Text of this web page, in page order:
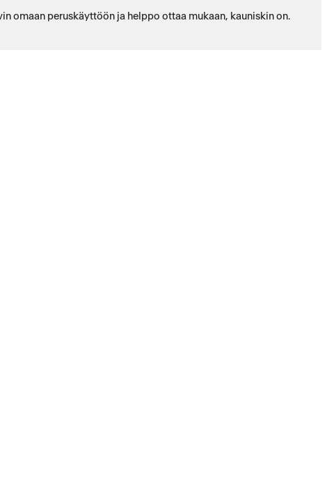
hyvin omaan peruskäyttöön ja helppo ottaa mukaan, kauniskin on.